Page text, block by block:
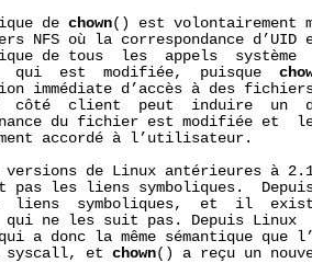
de
chown() est volontairement
NFS où la correspondance d’UID
de tous  les  appels  système
qui  est  modifiée,  puisque
immédiate d’accès à des
côté  client  peut  induire  un
du fichier est modifiée et
accordé à l’utilisateur.
versions de Linux antérieures à
pas les liens symboliques.
liens  symboliques,  et  il
ne les suit pas. Depuis Linux
a donc la même sémantique que
syscall, et
chown() a reçu un